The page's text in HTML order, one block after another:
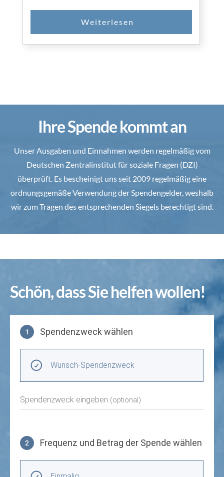
Ihre Spende kommt an
Unser Ausgaben und Einnahmen werden regelmäßig vom
Deutschen Zentralinstitut für soziale Fragen (DZI)
überprüft. Es bescheinigt uns seit 2009 regelmäßig eine
ordnungsgemäße Verwendung der Spendengelder, weshalb
wir zum Tragen des entsprechenden Siegels berechtigt sind.
Schön, dass Sie helfen wollen!
1 Spendenzweck wählen
Wunsch-Spendenzweck
Spendenzweck eingeben (optional)
2 Frequenz und Betrag der Spende wählen